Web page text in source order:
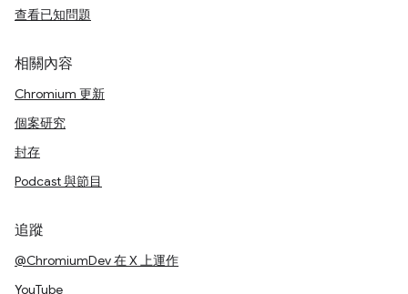
查看已知問題
相關內容
Chromium 更新
個案研究
封存
Podcast 與節目
追蹤
@ChromiumDev 在 X 上運作
YouTube